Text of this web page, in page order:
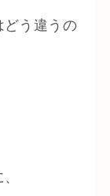
どう違うの